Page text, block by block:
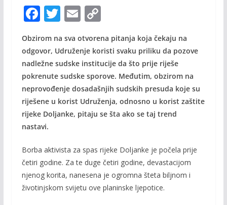
F
e
b
o
o
k
T
itt
er
E
ai
l
C
p
y
Li
n
k
Obzirom na sva otvorena pitanja koja čekaju na
odgovor, Udruženje koristi svaku priliku da pozove
nadležne sudske institucije da što prije riješe
pokrenute sudske sporove. Međutim, obzirom na
neprovođenje dosadašnjih sudskih presuda koje su
riješene u korist Udruženja, odnosno u korist zaštite
rijeke Doljanke, pitaju se šta ako se taj trend
nastavi.
Borba aktivista za spas rijeke Doljanke je počela prije
četiri godine. Za te duge četiri godine, devastacijom
njenog korita, nanesena je ogromna šteta biljnom i
životinjskom svijetu ove planinske ljepotice.